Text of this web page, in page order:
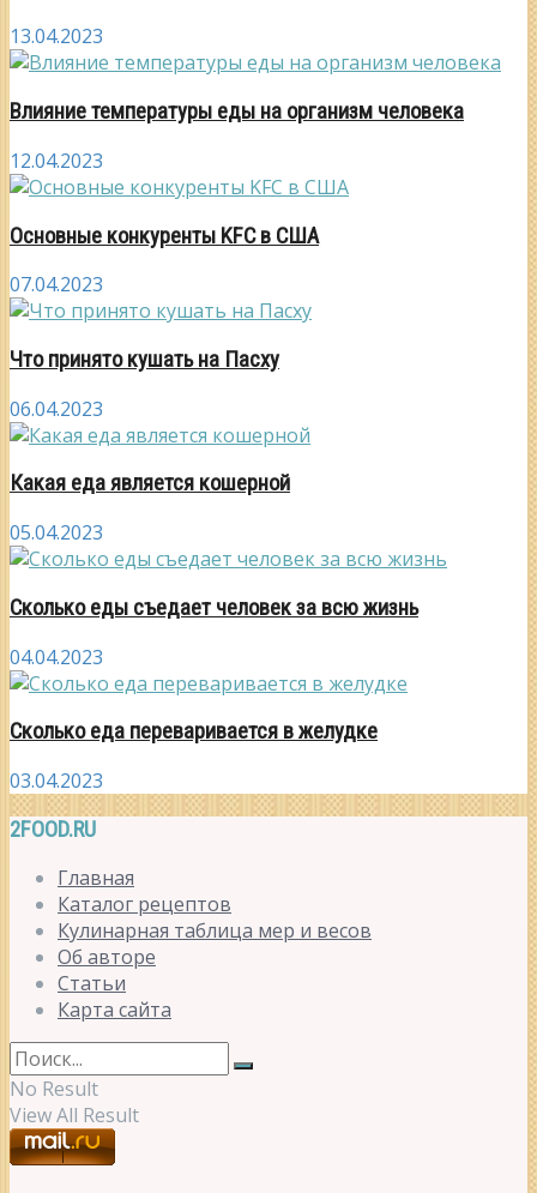
13.04.2023
Влияние температуры еды на организм человека
12.04.2023
Основные конкуренты KFC в США
07.04.2023
Что принято кушать на Пасху
06.04.2023
Какая еда является кошерной
05.04.2023
Сколько еды съедает человек за всю жизнь
04.04.2023
Сколько еда переваривается в желудке
03.04.2023
2FOOD.RU
Главная
Каталог рецептов
Кулинарная таблица мер и весов
Об авторе
Статьи
Карта сайта
No Result
View All Result